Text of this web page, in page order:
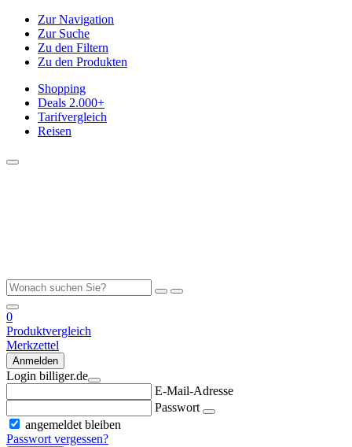
Zur Navigation
Zur Suche
Zu den Filtern
Zu den Produkten
Shopping
Deals 2.000+
Tarifvergleich
Reisen
0
Produktvergleich
Merkzettel
Anmelden
Login billiger.de
E-Mail-Adresse
Passwort
angemeldet bleiben
Passwort vergessen?